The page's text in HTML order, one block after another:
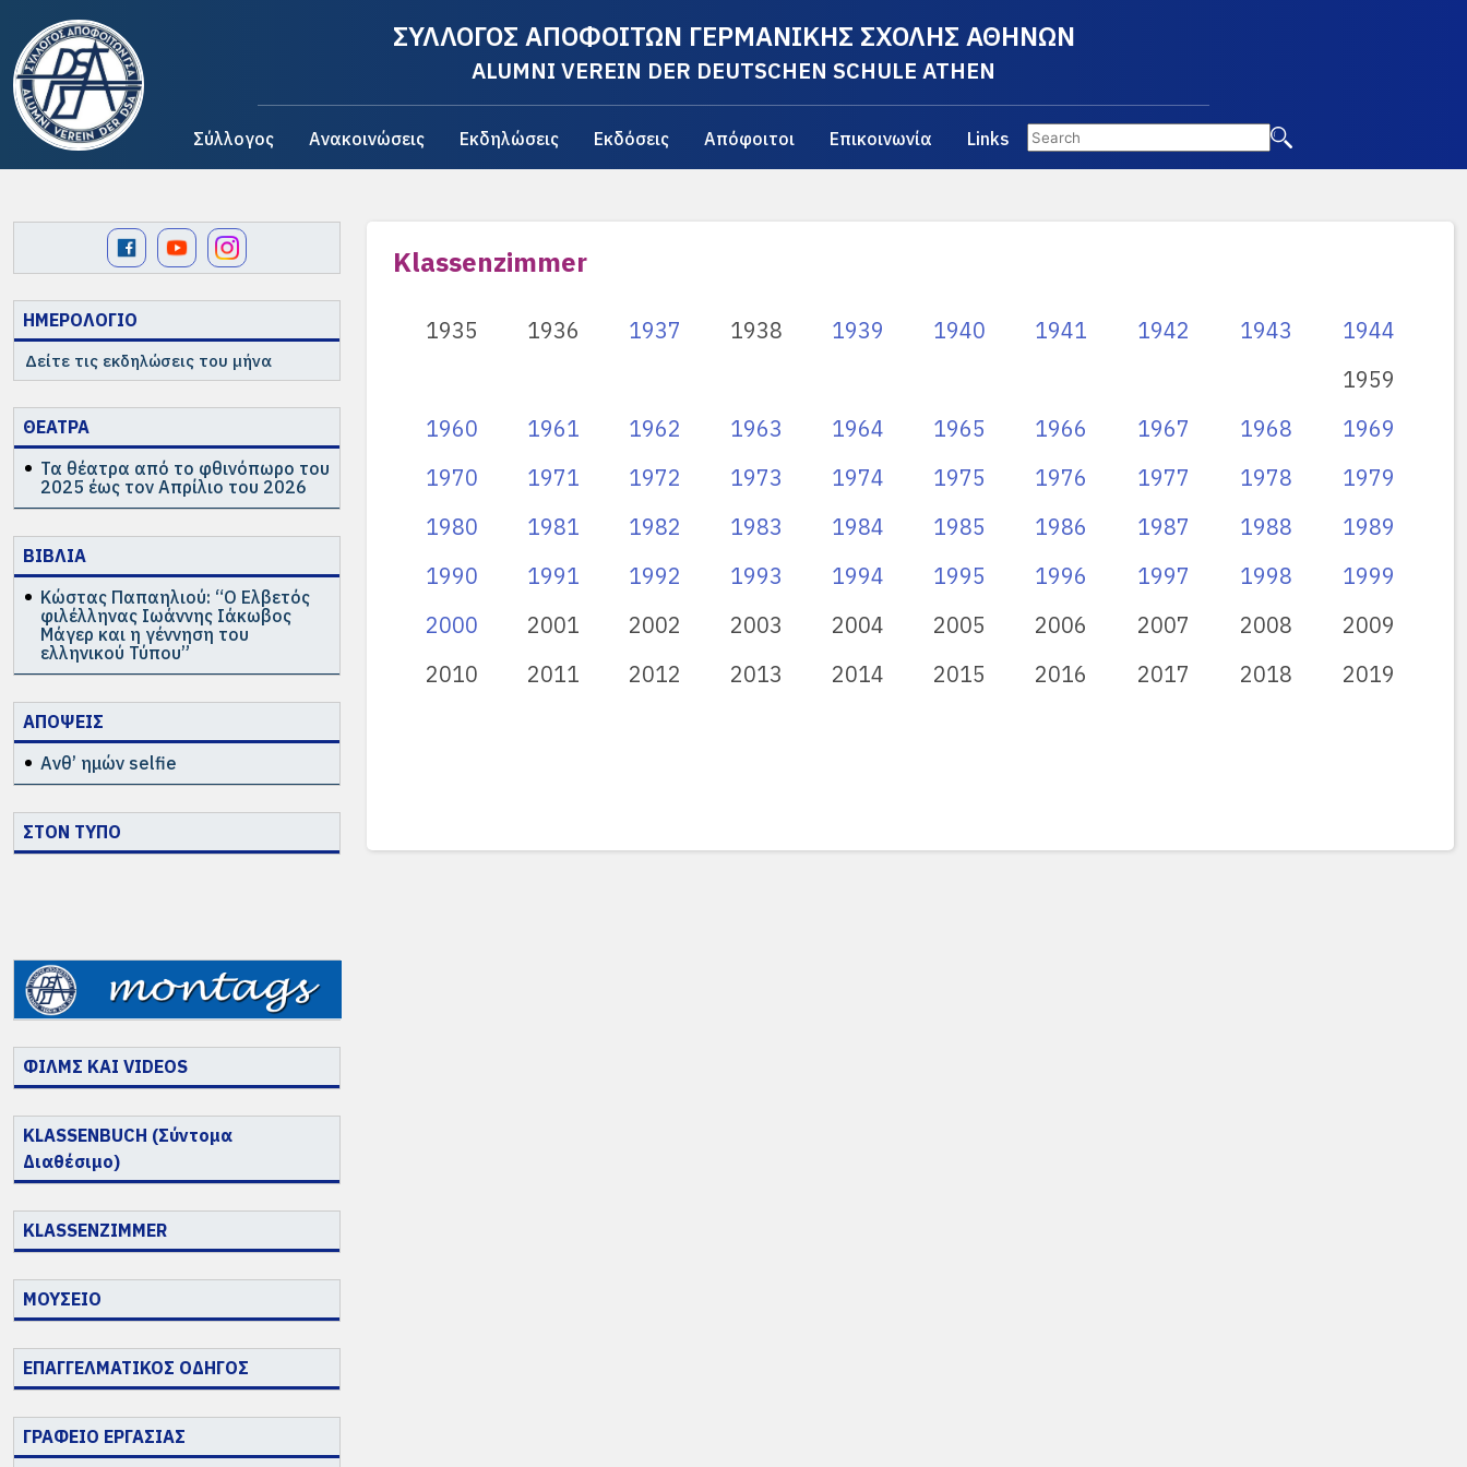
ΣΥΛΛΟΓΟΣ ΑΠΟΦΟΙΤΩΝ ΓΕΡΜΑΝΙΚΗΣ ΣΧΟΛΗΣ ΑΘΗΝΩΝ
ALUMNI VEREIN DER DEUTSCHEN SCHULE ATHEN
Σύλλογος Ανακοινώσεις Εκδηλώσεις Εκδόσεις Απόφοιτοι Επικοινωνία Links
ΗΜΕΡΟΛΟΓΙΟ
Δείτε τις εκδηλώσεις του μήνα
ΘΕΑΤΡΑ
Τα θέατρα από το φθινόπωρο του
2025 έως τον Απρίλιο του 2026
ΒΙΒΛΙΑ
Κώστας Παπαηλιού: “Ο Ελβετός
φιλέλληνας Ιωάννης Ιάκωβος
Μάγερ και η γέννηση του
ελληνικού Τύπου”
ΑΠΟΨΕΙΣ
Ανθ’ ημών selfie
ΣΤΟΝ ΤΥΠΟ
Klassenzimmer
1935 1936 1937 1938 1939 1940 1941 1942 1943
1944
1959
1960
1961 1962 1963 1964 1965 1966 1967 1968
1969
1970
1971 1972 1973 1974 1975 1976 1977 1978
1979
1980
1981 1982 1983 1984 1985 1986 1987 1988
1989
1990
1991 1992 1993 1994 1995 1996 1997 1998
1999
2000
2001 2002 2003 2004 2005 2006 2007 2008
2009
2010
2011 2012 2013 2014 2015 2016 2017 2018 2019
ΦΙΛΜΣ ΚΑΙ VIDEOS
KLASSENBUCH (Σύντομα
Διαθέσιμο)
KLASSENZIMMER
ΜΟΥΣΕΙΟ
ΕΠΑΓΓΕΛΜΑΤΙΚΟΣ ΟΔΗΓΟΣ
ΓΡΑΦΕΙΟ ΕΡΓΑΣΙΑΣ